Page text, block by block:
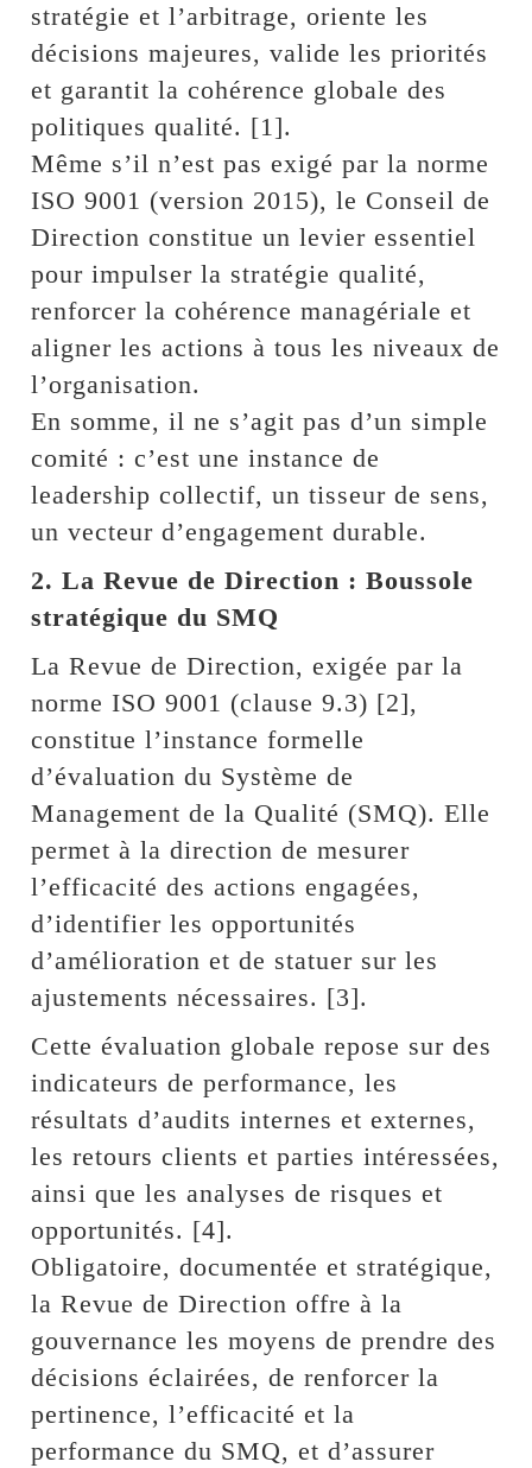
stratégie et l’arbitrage, oriente les
décisions majeures, valide les priorités
et garantit la cohérence globale des
politiques qualité. [1].
Même s’il n’est pas exigé par la norme
ISO 9001 (version 2015), le Conseil de
Direction constitue un levier essentiel
pour impulser la stratégie qualité,
renforcer la cohérence managériale et
aligner les actions à tous les niveaux de
l’organisation.
En somme, il ne s’agit pas d’un simple
comité : c’est une instance de
leadership collectif, un tisseur de sens,
un vecteur d’engagement durable.
2. La Revue de Direction : Boussole
stratégique du SMQ
La Revue de Direction, exigée par la
norme ISO 9001 (clause 9.3) [2],
constitue l’instance formelle
d’évaluation du Système de
Management de la Qualité (SMQ). Elle
permet à la direction de mesurer
l’efficacité des actions engagées,
d’identifier les opportunités
d’amélioration et de statuer sur les
ajustements nécessaires. [3].
Cette évaluation globale repose sur des
indicateurs de performance, les
résultats d’audits internes et externes,
les retours clients et parties intéressées,
ainsi que les analyses de risques et
opportunités. [4].
Obligatoire, documentée et stratégique,
la Revue de Direction offre à la
gouvernance les moyens de prendre des
décisions éclairées, de renforcer la
pertinence, l’efficacité et la
performance du SMQ, et d’assurer